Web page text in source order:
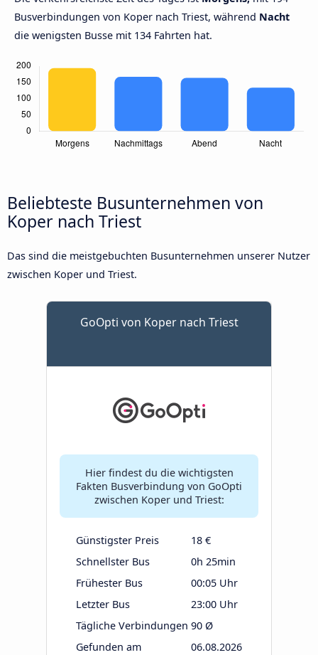
Busverbindungen von Koper nach Triest, während Nacht
die wenigsten Busse mit 134 Fahrten hat.
Beliebteste Busunternehmen von
Koper nach Triest
Das sind die meistgebuchten Busunternehmen unserer Nutzer
zwischen Koper und Triest.
GoOpti von Koper nach Triest
Hier findest du die wichtigsten
Fakten Busverbindung von GoOpti
zwischen Koper und Triest:
Günstigster Preis
18 €
Schnellster Bus
0h 25min
Frühester Bus
00:05 Uhr
Letzter Bus
23:00 Uhr
Tägliche Verbindungen 90 Ø
Gefunden am
06.08.2026